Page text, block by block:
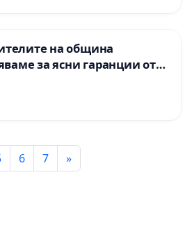
на община
за ясни гаранции от
и от държавата, че ще се
екологични норми!
6 7 »